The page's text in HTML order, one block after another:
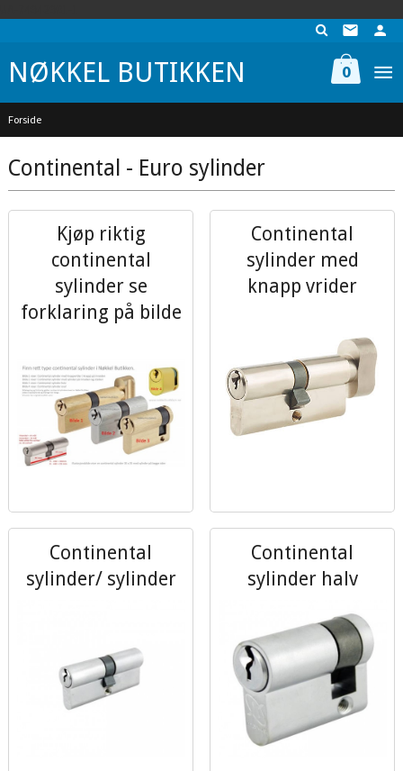
NØKKEL BUTIKKEN 0
Forside
Continental - Euro sylinder
Kjøp riktig
continental
sylinder se
forklaring på bilde
Continental
sylinder med
knapp vrider
Continental
sylinder/ sylinder
Continental
sylinder halv